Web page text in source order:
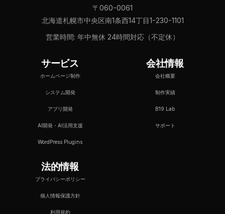
〒060-0061
北海道札幌市中央区南1条西14丁目1-230-1101
営業時間: 年中無休 24時間対応（不定休）
サービス
ホームページ制作
システム開発
アプリ開発
AI開発・AI活用支援
WordPress Plugins
会社情報
会社概要
制作実績
B19 Lab
サポート
法的情報
プライバシーポリシー
個人情報保護方針
利用規約